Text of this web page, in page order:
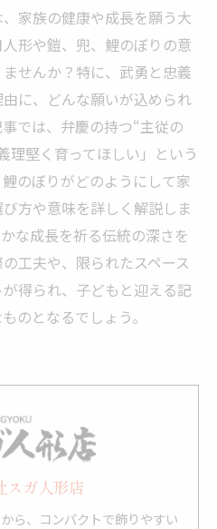
家族の健康や成長を願う大
形や鎧、兜、鯉のぼりの意
せんか？特に、武勇と忠義
に、どんな願いが込められ
では、弁慶の持つ“主従の
理堅く育ってほしい」という
のぼりがどのようにして家
方や意味を詳しく解説しま
な成長を祈る伝統の深さを
工夫や、限られたスペース
得られ、子どもと迎える記
のとなるでしょう。
スガ人形店
ら、コンパクトで飾りやすい